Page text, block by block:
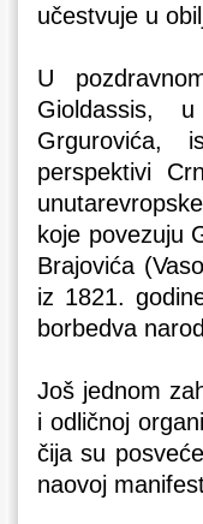
učestvuje u
U
Gioldassis,
Grgurovića,
perspektivi
koje povezuju
Brajovića
iz 1821.
borbedva
Još jednom
i odličnoj
čija su
naovoj